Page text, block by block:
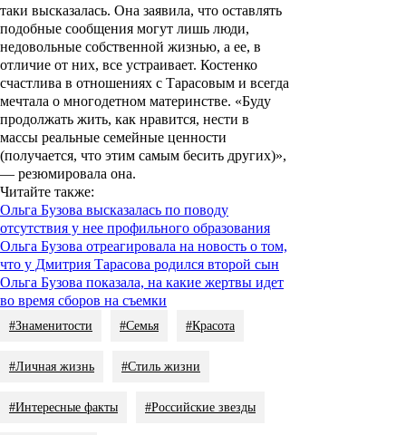
таки высказалась. Она заявила, что оставлять
подобные сообщения могут лишь люди,
недовольные собственной жизнью, а ее, в
отличие от них, все устраивает. Костенко
счастлива в отношениях с Тарасовым и всегда
мечтала о многодетном материнстве. «Буду
продолжать жить, как нравится, нести в
массы реальные семейные ценности
(получается, что этим самым бесить других)»,
— резюмировала она.
Читайте также:
Ольга Бузова высказалась по поводу
отсутствия у нее профильного образования
Ольга Бузова отреагировала на новость о том,
что у Дмитрия Тарасова родился второй сын
Ольга Бузова показала, на какие жертвы идет
во время сборов на съемки
#Знаменитости #Семья #Красота
#Личная жизнь #Стиль жизни
#Интересные факты #Российские звезды